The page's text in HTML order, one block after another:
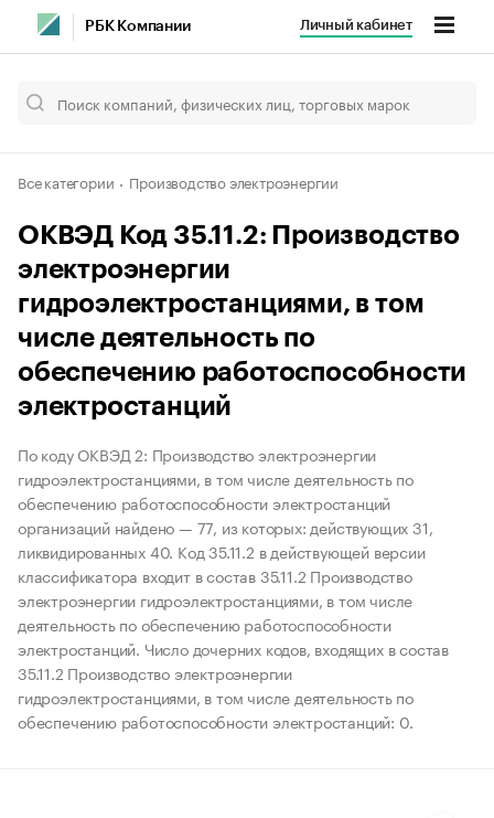
РБК Компании Личный кабинет
Все категории Производство электроэнергии
ОКВЭД Код 35.11.2: Производство
электроэнергии
гидроэлектростанциями, в том
числе деятельность по
обеспечению работоспособности
электростанций
По коду ОКВЭД 2: Производство электроэнергии
гидроэлектростанциями, в том числе деятельность по
обеспечению работоспособности электростанций
организаций найдено — 77, из которых: действующих 31,
ликвидированных 40. Код 35.11.2 в действующей версии
классификатора входит в состав 35.11.2 Производство
электроэнергии гидроэлектростанциями, в том числе
деятельность по обеспечению работоспособности
электростанций. Число дочерних кодов, входящих в состав
35.11.2 Производство электроэнергии
гидроэлектростанциями, в том числе деятельность по
обеспечению работоспособности электростанций: 0.